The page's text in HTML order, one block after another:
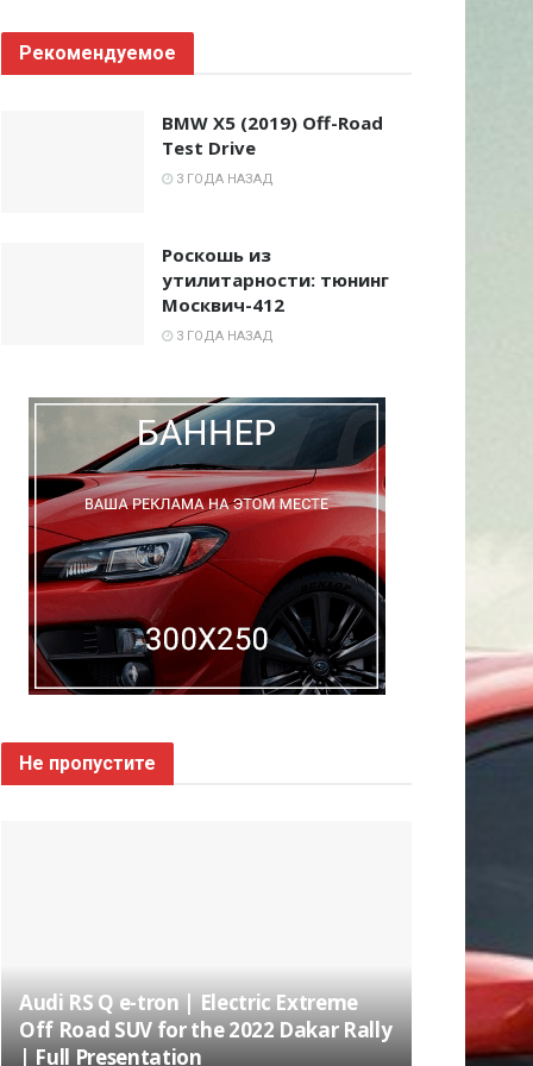
Рекомендуемое
BMW X5 (2019) Off-Road
Test Drive
3 ГОДА НАЗАД
Роскошь из
утилитарности: тюнинг
Москвич-412
3 ГОДА НАЗАД
Не пропустите
Audi RS Q e-tron | Electric Extreme
Off Road SUV for the 2022 Dakar Rally
| Full Presentation